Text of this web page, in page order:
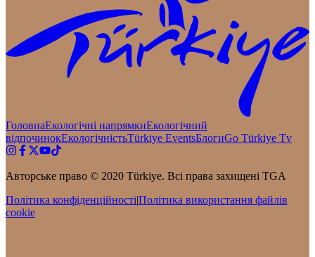
ГоловнаЕкологічні напрямкиЕкологічний
відпочинокЕкологічністьTürkiye EventsБлогиGo Türkiye Tv
Авторське право © 2020 Türkiye. Всі права захищені TGA
Політика конфіденційності|Політика використання файлів
cookie